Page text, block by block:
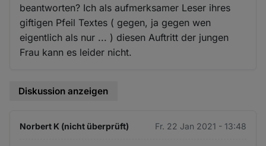
beantworten? Ich als aufmerksamer Leser ihres
giftigen Pfeil Textes ( gegen, ja gegen wen
eigentlich als nur ... ) diesen Auftritt der jungen
Frau kann es leider nicht.
Diskussion anzeigen
Norbert K (nicht überprüft) Fr. 22 Jan 2021 - 13:48